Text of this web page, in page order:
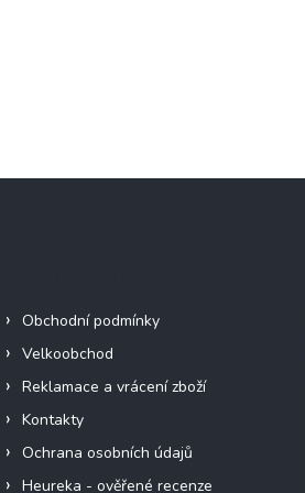
Obchodní podmínky
Velkoobchod
Reklamace a vrácení zboží
Kontakty
Ochrana osobních údajů
Heureka - ověřené recenze